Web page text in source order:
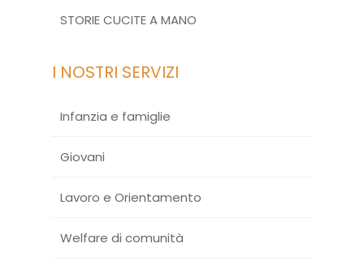
STORIE CUCITE A MANO
I NOSTRI SERVIZI
Infanzia e famiglie
Giovani
Lavoro e Orientamento
Welfare di comunità